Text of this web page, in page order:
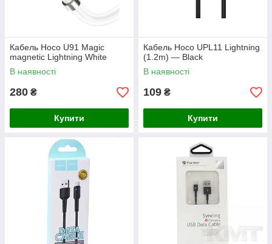
Кабель Hoco U91 Magic
magnetic Lightning White
В наявності
280 ₴
Купити
Кабель Hoco UPL11 Lightning
(1.2m) — Black
В наявності
109 ₴
Купити